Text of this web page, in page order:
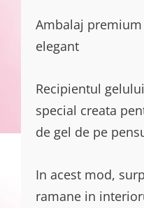
Ambalaj
elegant
Recipientul
special creata
de gel de pe
In acest mod,
ramane in